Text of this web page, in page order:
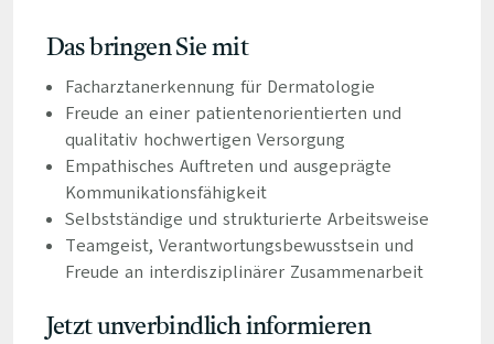
Das bringen Sie mit
Facharztanerkennung für Dermatologie
Freude an einer patientenorientierten und
qualitativ hochwertigen Versorgung
Empathisches Auftreten und ausgeprägte
Kommunikationsfähigkeit
Selbstständige und strukturierte Arbeitsweise
Teamgeist, Verantwortungsbewusstsein und
Freude an interdisziplinärer Zusammenarbeit
Jetzt unverbindlich informieren